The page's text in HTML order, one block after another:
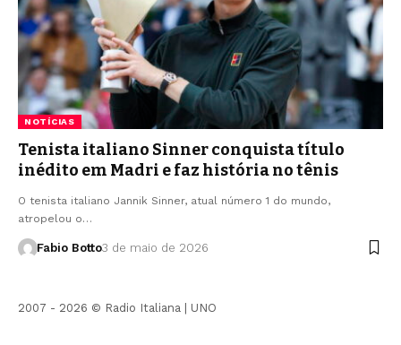
NOTÍCIAS
Tenista italiano Sinner conquista título
inédito em Madri e faz história no tênis
O tenista italiano Jannik Sinner, atual número 1 do mundo,
atropelou o…
Fabio Botto3 de maio de 2026
2007 - 2026 © Radio Italiana | UNO